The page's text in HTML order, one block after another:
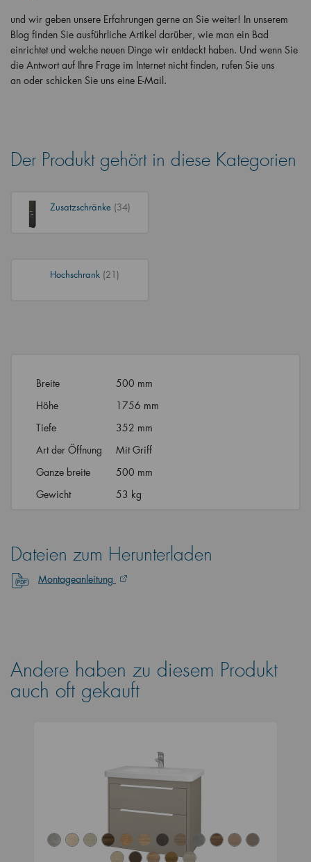
und wir geben unsere Erfahrungen gerne an Sie weiter! In unserem
Blog finden Sie ausführliche Artikel darüber, wie man ein Bad
einrichtet und welche neuen Dinge wir entdeckt haben. Und wenn Sie
die Antwort auf Ihre Frage im Internet nicht finden, rufen Sie uns
an oder schicken Sie uns eine E-Mail.
Der Produkt gehört in diese Kategorien
Zusatzschränke (34)
Hochschrank (21)
Breite
500 mm
Höhe
1756 mm
Tiefe
352 mm
Art der Öffnung
Mit Griff
Ganze breite
500 mm
Gewicht
53 kg
Dateien zum Herunterladen
Montageanleitung
Andere haben zu diesem Produkt
auch oft gekauft